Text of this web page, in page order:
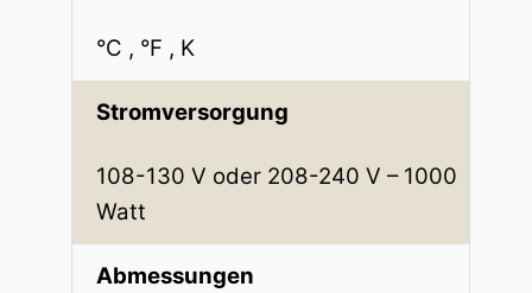
°C , °F , K
Stromversorgung
108-130 V oder 208-240 V – 1000
Watt
Abmessungen